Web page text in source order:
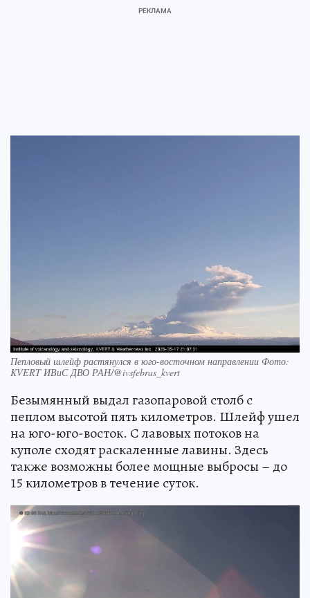
Пепловый шлейф растянулся в юго-восточном направлении Фото:
KVERT ИВиС ДВО РАН/@ivsfebras_kvert
Безымянный выдал газопаровой столб с
пеплом высотой пять километров. Шлейф ушел
на юго-юго-восток. С лавовых потоков на
куполе сходят раскаленные лавины. Здесь
также возможны более мощные выбросы – до
15 километров в течение суток.